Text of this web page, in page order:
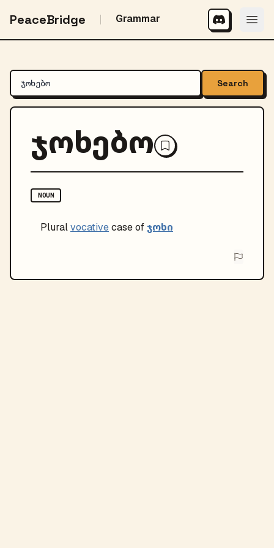
PeaceBridge Grammar
Search
ჯოხებო
NOUN
Pluralvocativecase of ჯოხი